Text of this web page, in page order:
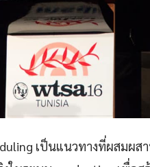
เป็นแนวทางที่ผสมผส